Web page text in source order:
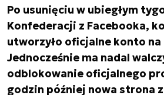
Po usunięciu w ubiegłym
Konfederacji z Facebooka,
utworzyło oficjalne konto
Jednocześnie ma nadal
odblokowanie oficjalnego
godzin później nowa strona